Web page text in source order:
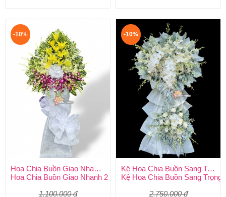
-10%
Hoa Chia Buồn Giao Nhanh 2 Giờ
Hoa Chia Buồn Giao Nhanh 2 Giờ – Dịch Vụ Uy Tín Tại Huy
1.100.000 đ
-10%
Kệ Hoa Chia Buồn Sang Trọng
Kệ Hoa Chia Buồn Sang
2.750.000 đ